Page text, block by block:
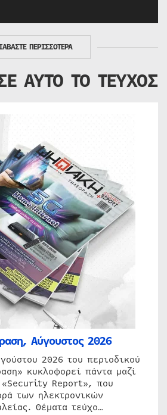
ΠΕΡΙΣΣΟΤΕΡΑ
ΑΥΤΟ ΤΟ ΤΕΥΧΟΣ
Αύγουστος 2026
2026 του περιοδικού
κυκλοφορεί πάντα μαζί
«Security Report», που
των ηλεκτρονικών
Θέματα τεύχο…